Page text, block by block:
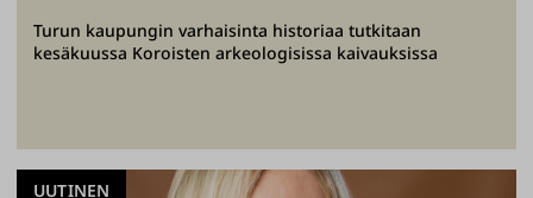
Turun kaupungin varhaisinta historiaa tutkitaan
kesäkuussa Koroisten arkeologisissa kaivauksissa
UUTINEN